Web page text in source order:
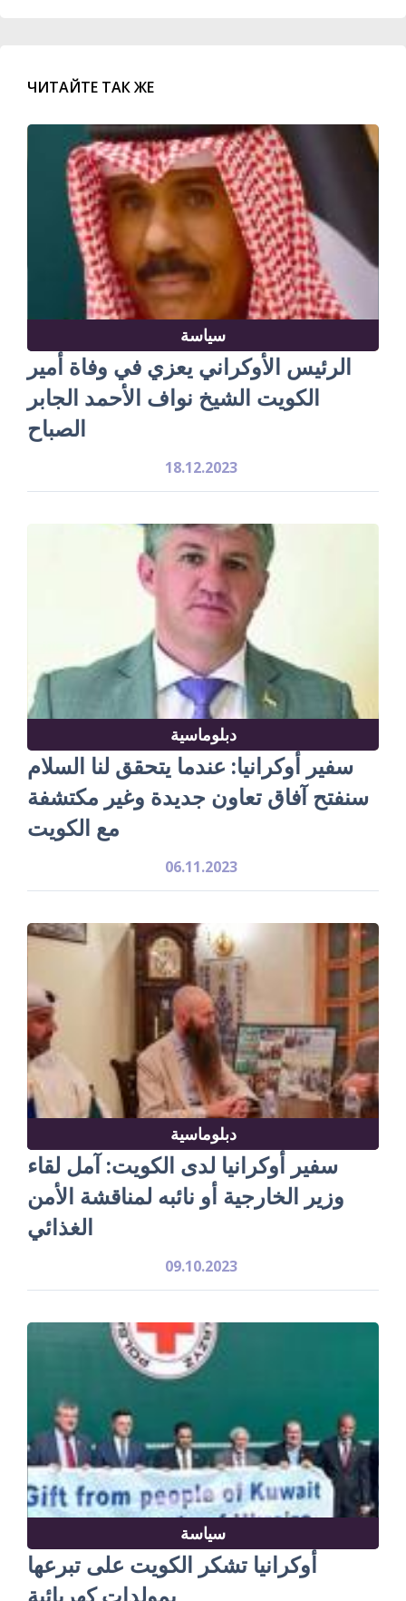
ЧИТАЙТЕ ТАК ЖЕ
سياسة
الرئيس الأوكراني يعزي في وفاة أمير
الكويت الشيخ نواف الأحمد الجابر
الصباح
18.12.2023
دبلوماسية
سفير أوكرانيا: عندما يتحقق لنا السلام
سنفتح آفاق تعاون جديدة وغير مكتشفة
مع الكويت
06.11.2023
دبلوماسية
سفير أوكرانيا لدى الكويت: آمل لقاء
وزير الخارجية أو نائبه لمناقشة الأمن
الغذائي
09.10.2023
سياسة
أوكرانيا تشكر الكويت على تبرعها
بمولدات كهربائية